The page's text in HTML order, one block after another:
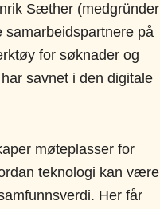
Sæther (medgründer
samarbeidspartnere på
for søknader og
savnet i den digitale
møteplasser for
teknologi kan være
Her får